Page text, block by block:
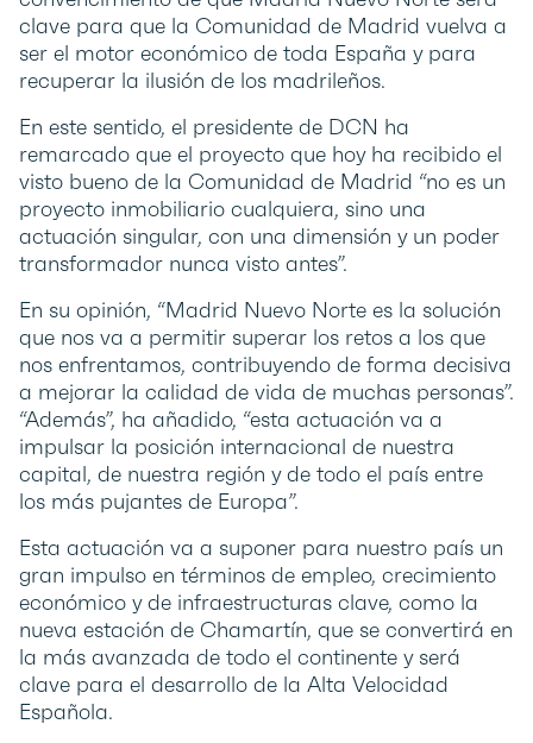
clave para que la Comunidad de Madrid vuelva a
ser el motor económico de toda España y para
recuperar la ilusión de los madrileños.
En este sentido, el presidente de DCN ha
remarcado que el proyecto que hoy ha recibido el
visto bueno de la Comunidad de Madrid “no es un
proyecto inmobiliario cualquiera, sino una
actuación singular, con una dimensión y un poder
transformador nunca visto antes”.
En su opinión, “Madrid Nuevo Norte es la solución
que nos va a permitir superar los retos a los que
nos enfrentamos, contribuyendo de forma decisiva
a mejorar la calidad de vida de muchas personas”.
“Además”, ha añadido, “esta actuación va a
impulsar la posición internacional de nuestra
capital, de nuestra región y de todo el país entre
los más pujantes de Europa”.
Esta actuación va a suponer para nuestro país un
gran impulso en términos de empleo, crecimiento
económico y de infraestructuras clave, como la
nueva estación de Chamartín, que se convertirá en
la más avanzada de todo el continente y será
clave para el desarrollo de la Alta Velocidad
Española.